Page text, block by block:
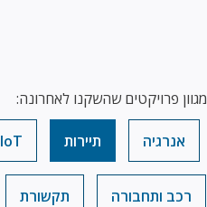
פרויקטים שהשקנו לאחרונה:
אנרגיה תיירות IoT
רכב ותחבורה תקשורת